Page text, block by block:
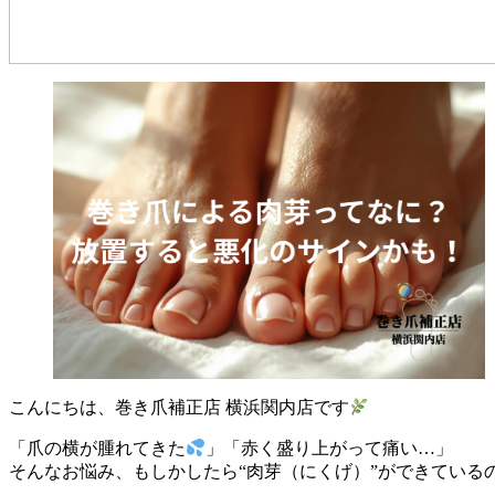
こんにちは、巻き爪補正店 横浜関内店です
「爪の横が腫れてきた
」「赤く盛り上がって痛い…」
そんなお悩み、もしかしたら“肉芽（にくげ）”ができている